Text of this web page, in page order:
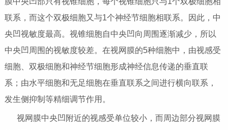
联系，而这个双极细胞又与1个神经节细胞相联系。因此，中
央凹视敏度最高。视锥细胞自中央凹向周围逐渐减少，所以
中央凹周围的视敏度较差。在视网膜的5种细胞中，由视感受
细胞、双极细胞和神经节细胞形成神经信息传递的垂直联
系；由水平细胞和无足细胞在垂直联系之间进行横向联系，
发生侧抑制等精细调节作用。
视网膜中央凹附近的视感受单位较小，而周边部分视网膜